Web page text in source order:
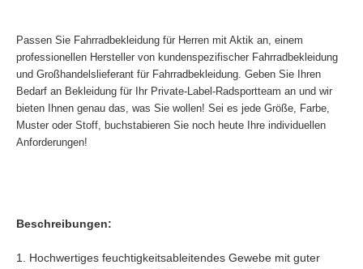
Passen Sie Fahrradbekleidung für Herren mit Aktik an, einem
professionellen Hersteller von kundenspezifischer Fahrradbekleidung
und Großhandelslieferant für Fahrradbekleidung. Geben Sie Ihren
Bedarf an Bekleidung für Ihr Private-Label-Radsportteam an und wir
bieten Ihnen genau das, was Sie wollen! Sei es jede Größe, Farbe,
Muster oder Stoff, buchstabieren Sie noch heute Ihre individuellen
Anforderungen!
Beschreibungen:
1. Hochwertiges feuchtigkeitsableitendes Gewebe mit guter